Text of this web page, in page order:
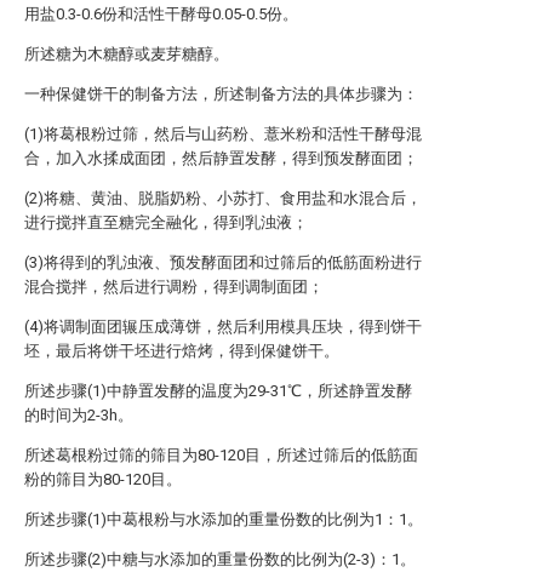
用盐0.3-0.6份和活性干酵母0.05-0.5份。
所述糖为木糖醇或麦芽糖醇。
一种保健饼干的制备方法，所述制备方法的具体步骤为：
(1)将葛根粉过筛，然后与山药粉、薏米粉和活性干酵母混
合，加入水揉成面团，然后静置发酵，得到预发酵面团；
(2)将糖、黄油、脱脂奶粉、小苏打、食用盐和水混合后，
进行搅拌直至糖完全融化，得到乳浊液；
(3)将得到的乳浊液、预发酵面团和过筛后的低筋面粉进行
混合搅拌，然后进行调粉，得到调制面团；
(4)将调制面团辗压成薄饼，然后利用模具压块，得到饼干
坯，最后将饼干坯进行焙烤，得到保健饼干。
所述步骤(1)中静置发酵的温度为29-31℃，所述静置发酵
的时间为2-3h。
所述葛根粉过筛的筛目为80-120目，所述过筛后的低筋面
粉的筛目为80-120目。
所述步骤(1)中葛根粉与水添加的重量份数的比例为1：1。
所述步骤(2)中糖与水添加的重量份数的比例为(2-3)：1。